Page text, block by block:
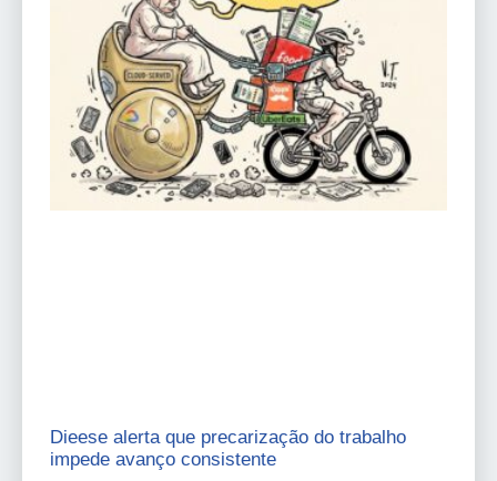
Dieese alerta que precarização do trabalho
impede avanço consistente